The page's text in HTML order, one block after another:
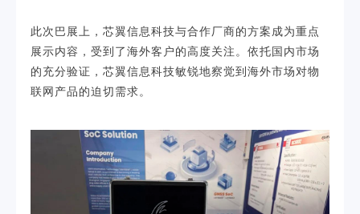
此次巴展上，芯翼信息科技与合作厂商的方案成为重点
展示内容，受到了海外客户的高度关注。依托国内市场
的充分验证，芯翼信息科技敏锐地察觉到海外市场对物
联网产品的迫切需求。